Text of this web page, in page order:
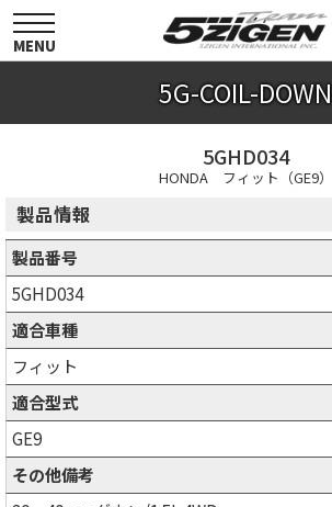
toggle
navigation
MENU
5G-COIL-DOWN
5GHD034
HONDA フィット（GE9）
製品情報
製品番号
5GHD034
適合車種
フィット
適合型式
GE9
その他備考